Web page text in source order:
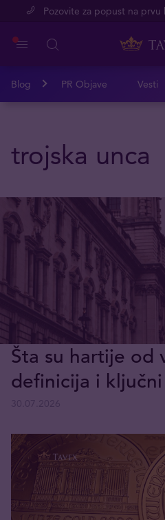
Pozovite za popust na
Blog PR Objave Vesti
trojska unca
Šta su hartije od
definicija i